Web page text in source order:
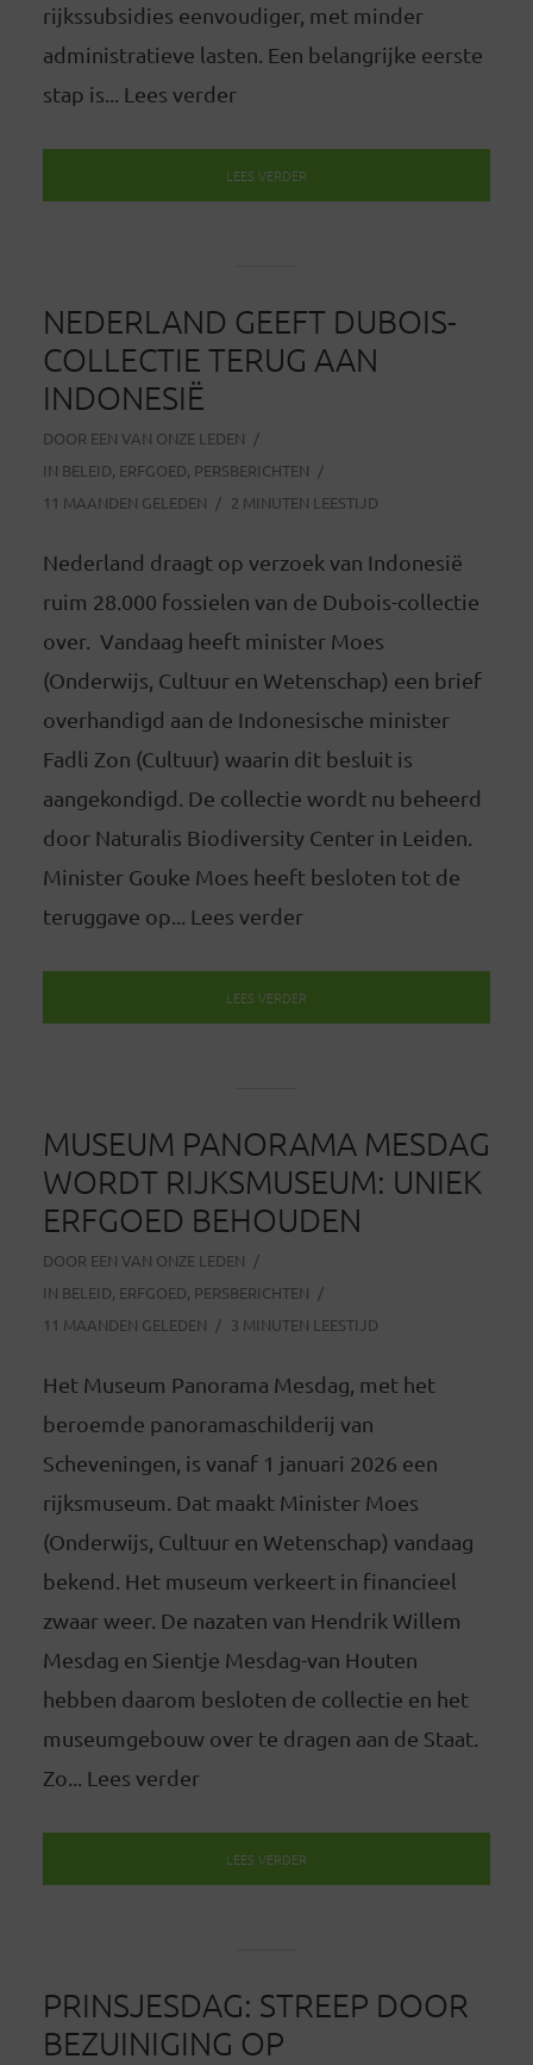
rijkssubsidies eenvoudiger, met minder
administratieve lasten. Een belangrijke eerste
stap is... Lees verder
LEES VERDER
NEDERLAND GEEFT DUBOIS-
COLLECTIE TERUG AAN
INDONESIË
DOOR EEN VAN ONZE LEDEN
IN BELEID, ERFGOED, PERSBERICHTEN
11 MAANDEN GELEDEN
2 MINUTEN LEESTIJD
Nederland draagt op verzoek van Indonesië
ruim 28.000 fossielen van de Dubois-collectie
over. Vandaag heeft minister Moes
(Onderwijs, Cultuur en Wetenschap) een brief
overhandigd aan de Indonesische minister
Fadli Zon (Cultuur) waarin dit besluit is
aangekondigd. De collectie wordt nu beheerd
door Naturalis Biodiversity Center in Leiden.
Minister Gouke Moes heeft besloten tot de
teruggave op... Lees verder
LEES VERDER
MUSEUM PANORAMA MESDAG
WORDT RIJKSMUSEUM: UNIEK
ERFGOED BEHOUDEN
DOOR EEN VAN ONZE LEDEN
IN BELEID, ERFGOED, PERSBERICHTEN
11 MAANDEN GELEDEN
3 MINUTEN LEESTIJD
Het Museum Panorama Mesdag, met het
beroemde panoramaschilderij van
Scheveningen, is vanaf 1 januari 2026 een
rijksmuseum. Dat maakt Minister Moes
(Onderwijs, Cultuur en Wetenschap) vandaag
bekend. Het museum verkeert in financieel
zwaar weer. De nazaten van Hendrik Willem
Mesdag en Sientje Mesdag-van Houten
hebben daarom besloten de collectie en het
museumgebouw over te dragen aan de Staat.
Zo... Lees verder
LEES VERDER
PRINSJESDAG: STREEP DOOR
BEZUINIGING OP